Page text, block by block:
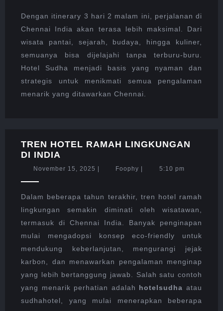
Dengan itinerary 3 hari 2 malam ini, perjalanan di
Chennai India akan terasa lebih maksimal. Dari
wisata pantai, sejarah, budaya, hingga kuliner,
semuanya bisa dijelajahi tanpa terburu-buru.
Hotel Sudha menjadi basis yang nyaman dan
strategis untuk menikmati semua pengalaman
menarik yang ditawarkan Chennai.
TREN HOTEL RAMAH LINGKUNGAN
DI INDIA
HOTEL
RAMAH
DI
INDIA
November 15, 2025 November
| Foophy Foophy
| 5:10 pm
Dalam beberapa tahun terakhir, tren hotel ramah
lingkungan semakin diminati oleh wisatawan,
termasuk di Chennai India. Banyak penginapan
mulai mengadopsi konsep eco-friendly untuk
mendukung keberlanjutan, mengurangi jejak
karbon, dan menawarkan pengalaman menginap
yang lebih bertanggung jawab. Salah satu contoh
yang menarik perhatian adalah hotelsudha atau
sudhahotel, yang mulai menerapkan beberapa